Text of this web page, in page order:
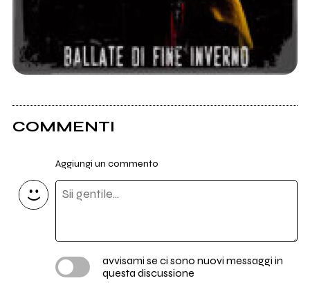
COMMENTI
Aggiungi un commento
avvisami se ci sono nuovi messaggi in
questa discussione